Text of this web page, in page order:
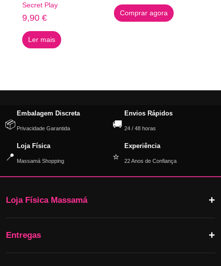
Secret Play
9,90 €
Ler mais
Comprar agora
📦
Embalagem Discreta
Privacidade Garantida 🚚
Envios Rápidos
24 / 48 horas
📍
Loja Física
Massamá Shopping ⭐
Experiência
22 Anos de Confiança
Loja Física Massamá
Entregas